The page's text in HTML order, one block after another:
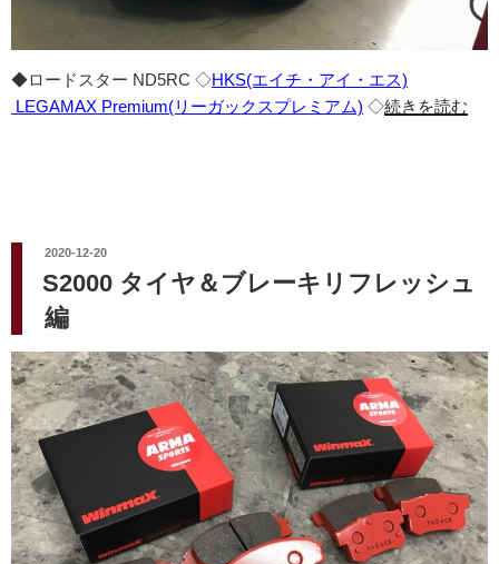
◆ロードスター ND5RC ◇HKS(エイチ・アイ・エス)
LEGAMAX Premium(リーガックスプレミアム) ◇続きを読む
投
日:
2020-12-20
S2000 タイヤ＆ブレーキリフレッシュ
編